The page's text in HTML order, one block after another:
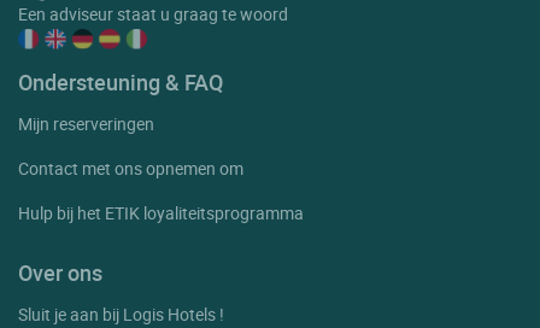
Een adviseur staat u graag te woord
Ondersteuning & FAQ
Mijn reserveringen
Contact met ons opnemen om
Hulp bij het ETIK loyaliteitsprogramma
Over ons
Sluit je aan bij Logis Hotels !